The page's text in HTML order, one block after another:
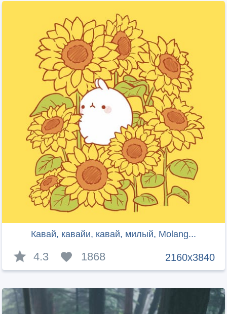
Кавай, кавайи, кавай, милый, Molang...
2160x3840
4.3 1868